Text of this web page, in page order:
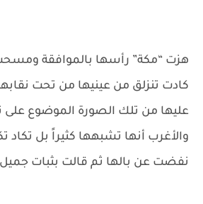
هزت “مكة” رأسها بالموافقة
كادت تنزلق من عينيها من تحت
عليها من تلك الصورة الموضوع على
والأغرب أنها تشبهها كثيراً بل تكاد
نفضت عن بالها ثم قالت بثبات جميل